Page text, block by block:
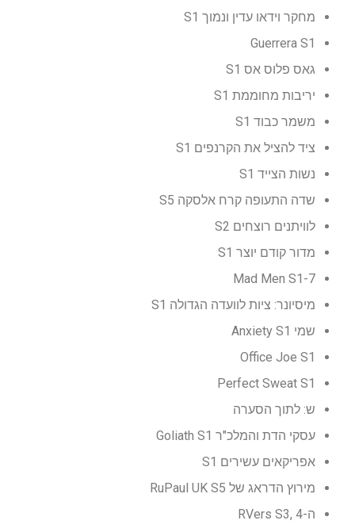
מחקר וידאו עדין ונמוך S1
Guerrera S1
גאס פלוס אס S1
יריבות מחוממת S1
משמר כבוד S1
ציד להציל את הקרנפים S1
נשות הצייד S1
שדה התעופה קרח אלסקה S5
לוויתנים רוצחים S2
מדור קודם יוצר S1
Mad Men S1-7
מיסיונר: ציות לוועדה הגדולה S1
שמי Anxiety S1
Office Joe S1
Perfect Sweat S1
ש: לתוך הסערה
עסקי הדת והמלכ"ר Goliath S1
אפריקאים עשירים S1
מירוץ הדראג של RuPaul UK S5
ה-RVers S3, 4